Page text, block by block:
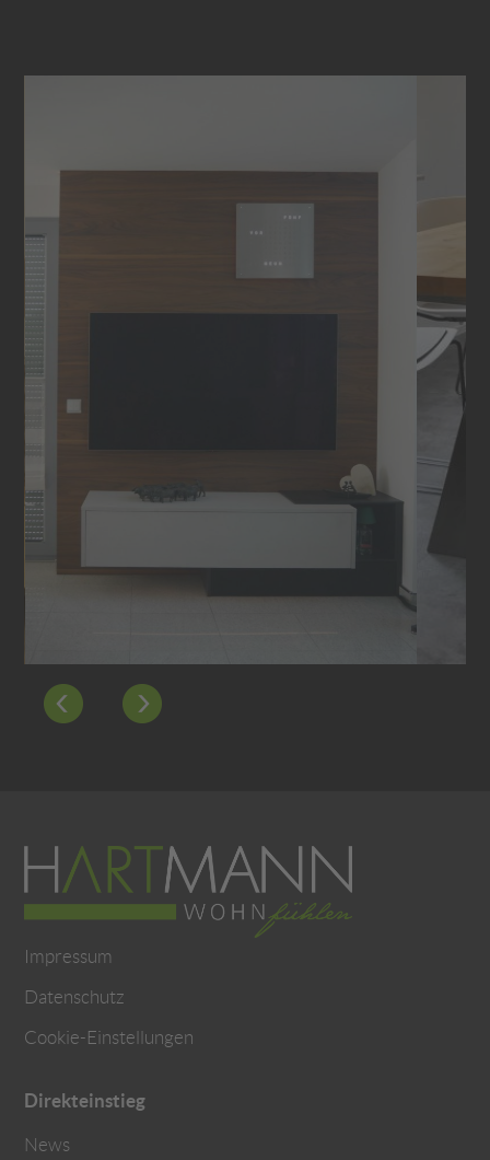
Impressum
Datenschutz
Cookie-Einstellungen
Direkteinstieg
News